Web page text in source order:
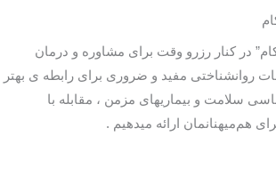
در کنار رزرو وقت برای مشاوره و درمان
روانشناختی مفید و ضروری برای رابطه ی بهتر
سلامت و بیماریهای مزمن ، مقابله با
هم‌میهنانمان ارائه میدهیم .